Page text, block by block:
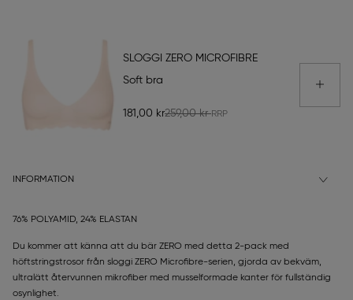
SLOGGI ZERO MICROFIBRE
Soft bra
181,00 kr259,00 kr
INFORMATION
76% POLYAMID, 24% ELASTAN
Du kommer att känna att du bär ZERO med detta 2-pack med
höftstringstrosor från sloggi ZERO Microfibre-serien, gjorda av bekväm,
ultralätt återvunnen mikrofiber med musselformade kanter för fullständig
osynlighet.